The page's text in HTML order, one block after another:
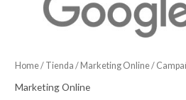
Home/ Tienda /Marketing Online/
Marketing Online